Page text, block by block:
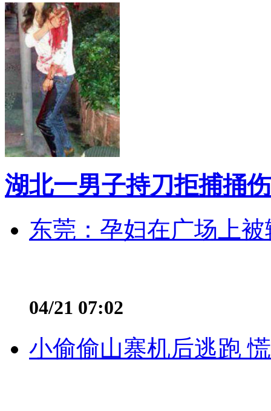
湖北一男子持刀拒捕捅
东莞：孕妇在广场上
04/21 07:02
小偷偷山寨机后逃跑